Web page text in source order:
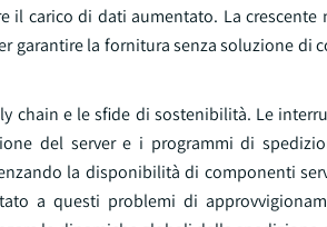
il carico di dati aumentato. La crescente
garantire la fornitura senza soluzione di
chain e le sfide di sostenibilità. Le
del server e i programmi di
la disponibilità di componenti
a questi problemi di